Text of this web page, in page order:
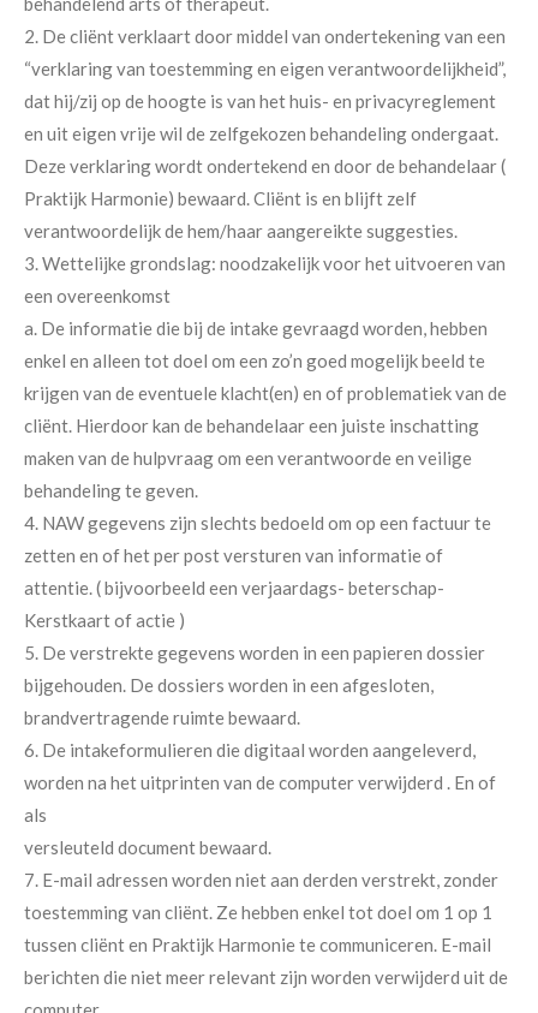
2. De cliënt verklaart door middel van ondertekening van een
“verklaring van toestemming en eigen verantwoordelijkheid”,
dat hij/zij op de hoogte is van het huis- en privacyreglement
en uit eigen vrije wil de zelfgekozen behandeling ondergaat.
Deze verklaring wordt ondertekend en door de behandelaar (
Praktijk Harmonie) bewaard. Cliënt is en blijft zelf
verantwoordelijk de hem/haar aangereikte suggesties.
3. Wettelijke grondslag: noodzakelijk voor het uitvoeren van
een overeenkomst
a. De informatie die bij de intake gevraagd worden, hebben
enkel en alleen tot doel om een zo’n goed mogelijk beeld te
krijgen van de eventuele klacht(en) en of problematiek van de
cliënt. Hierdoor kan de behandelaar een juiste inschatting
maken van de hulpvraag om een verantwoorde en veilige
behandeling te geven.
4. NAW gegevens zijn slechts bedoeld om op een factuur te
zetten en of het per post versturen van informatie of
attentie. ( bijvoorbeeld een verjaardags- beterschap-
Kerstkaart of actie )
5. De verstrekte gegevens worden in een papieren dossier
bijgehouden. De dossiers worden in een afgesloten,
brandvertragende ruimte bewaard.
6. De intakeformulieren die digitaal worden aangeleverd,
worden na het uitprinten van de computer verwijderd . En of
als
versleuteld document bewaard.
7. E-mail adressen worden niet aan derden verstrekt, zonder
toestemming van cliënt. Ze hebben enkel tot doel om 1 op 1
tussen cliënt en Praktijk Harmonie te communiceren. E-mail
berichten die niet meer relevant zijn worden verwijderd uit de